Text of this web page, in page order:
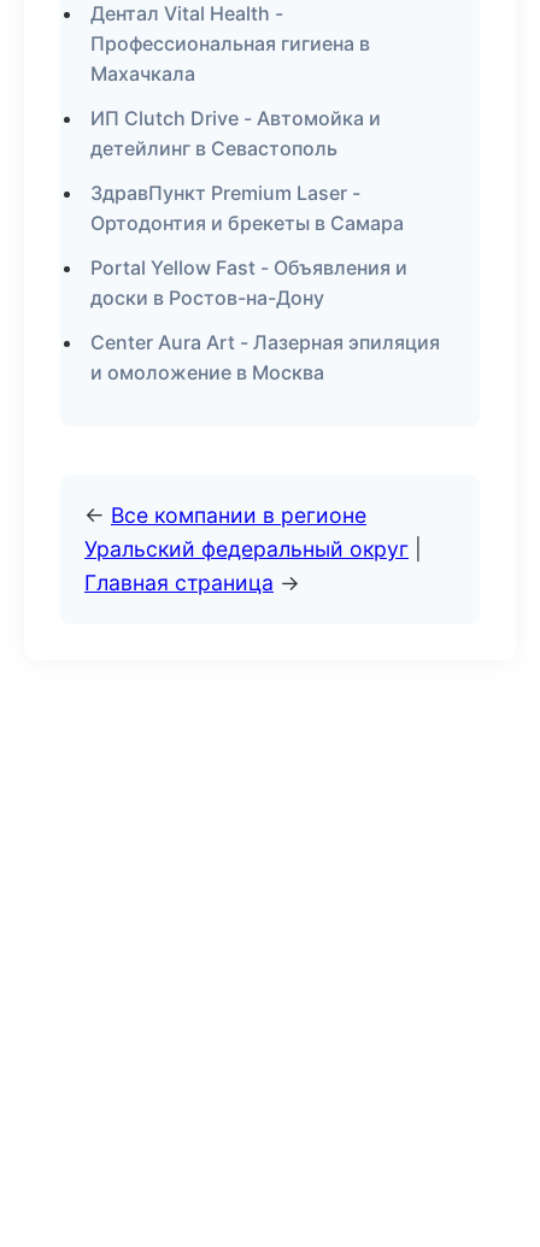
Дентал Vital Health -
Профессиональная гигиена в
Махачкала
ИП Clutch Drive - Автомойка и
детейлинг в Севастополь
ЗдравПункт Premium Laser -
Ортодонтия и брекеты в Самара
Portal Yellow Fast - Объявления и
доски в Ростов-на-Дону
Center Aura Art - Лазерная эпиляция
и омоложение в Москва
← Все компании в регионе
Уральский федеральный округ
Главная страница →